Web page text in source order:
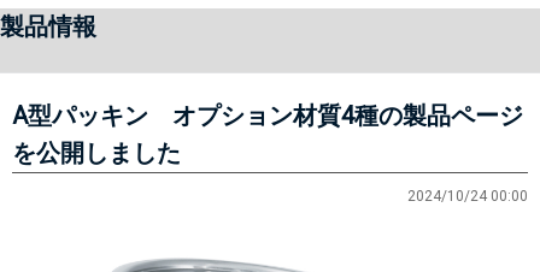
製品情報
A型パッキン オプション材質4種の製品ページ
を公開しました
2024/10/24 00:00